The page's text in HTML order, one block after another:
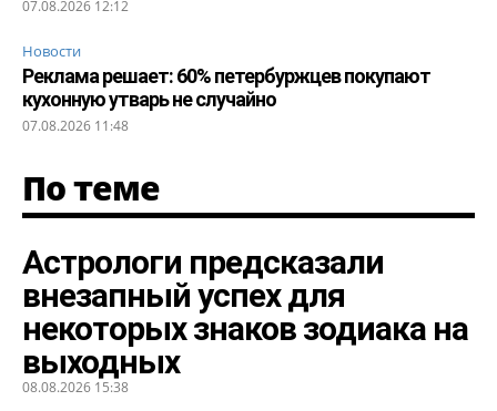
07.08.2026 12:12
Новости
Реклама решает: 60% петербуржцев покупают
кухонную утварь не случайно
07.08.2026 11:48
По теме
Астрологи предсказали
внезапный успех для
некоторых знаков зодиака на
выходных
08.08.2026 15:38